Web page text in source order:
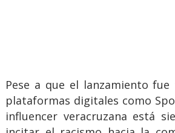
Pese a que el lanzamiento
plataformas digitales como
influencer veracruzana está